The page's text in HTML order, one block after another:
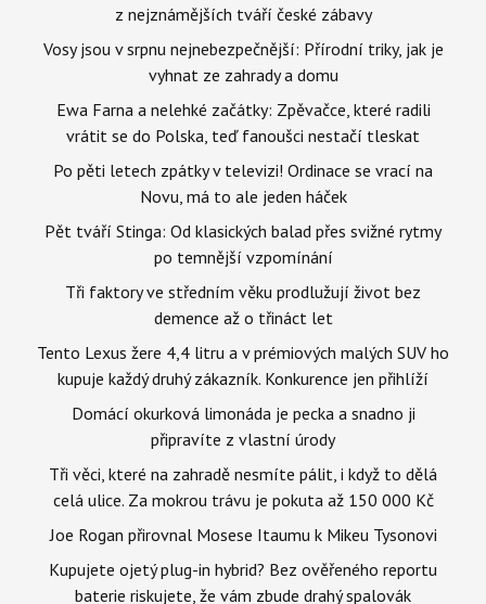
z nejznámějších tváří české zábavy
Vosy jsou v srpnu nejnebezpečnější: Přírodní triky, jak je
vyhnat ze zahrady a domu
Ewa Farna a nelehké začátky: Zpěvačce, které radili
vrátit se do Polska, teď fanoušci nestačí tleskat
Po pěti letech zpátky v televizi! Ordinace se vrací na
Novu, má to ale jeden háček
Pět tváří Stinga: Od klasických balad přes svižné rytmy
po temnější vzpomínání
Tři faktory ve středním věku prodlužují život bez
demence až o třináct let
Tento Lexus žere 4,4 litru a v prémiových malých SUV ho
kupuje každý druhý zákazník. Konkurence jen přihlíží
Domácí okurková limonáda je pecka a snadno ji
připravíte z vlastní úrody
Tři věci, které na zahradě nesmíte pálit, i když to dělá
celá ulice. Za mokrou trávu je pokuta až 150 000 Kč
Joe Rogan přirovnal Mosese Itaumu k Mikeu Tysonovi
Kupujete ojetý plug-in hybrid? Bez ověřeného reportu
baterie riskujete, že vám zbude drahý spalovák